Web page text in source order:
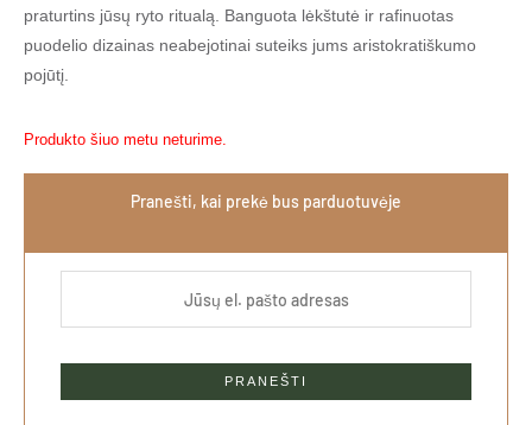
praturtins jūsų ryto ritualą. Banguota lėkštutė ir rafinuotas
puodelio dizainas neabejotinai suteiks jums aristokratiškumo
pojūtį.
Produkto šiuo metu neturime.
Pranešti, kai prekė bus parduotuvėje